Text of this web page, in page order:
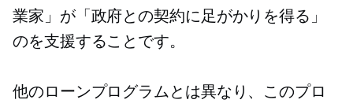
業家」が「政府との契約に足がかりを得る」
のを支援することです。
他のローンプログラムとは異なり、このプロ